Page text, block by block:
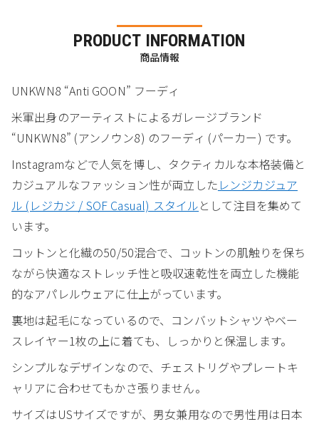
PRODUCT INFORMATION
商品情報
UNKWN8 “Anti GOON” フーディ
米軍出身のアーティストによるガレージブランド
“UNKWN8” (アンノウン8) のフーディ (パーカー) です。
Instagramなどで人気を博し、タクティカルな本格装備と
カジュアルなファッション性が両立した レンジカジュア
ル (レジカジ / SOF Casual) スタイルとして注目を集めて
います。
コットンと化繊の50/50混合で、コットンの肌触りを保ち
ながら快適なストレッチ性と吸収速乾性を両立した機能
的なアパレルウェアに仕上がっています。
裏地は起毛になっているので、コンバットシャツやベー
スレイヤー1枚の上に着ても、しっかりと保温します。
シンプルなデザインなので、チェストリグやプレートキ
ャリアに合わせてもかさ張りません。
サイズはUSサイズですが、男女兼用なので男性用は日本